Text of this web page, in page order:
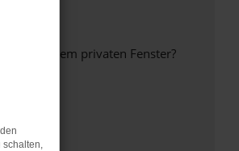
in einem privaten Fenster?
schalten,